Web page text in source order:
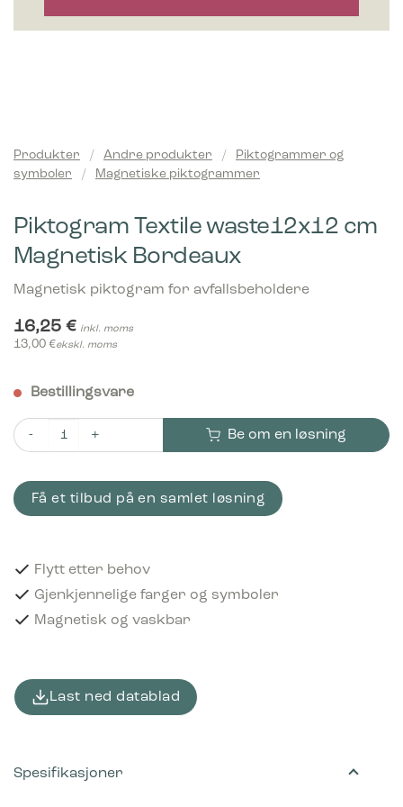
Produkter / Andre produkter /
Piktogrammer og
symboler
/ Magnetiske piktogrammer
Piktogram Textile waste12x12 cm
Magnetisk Bordeaux
Magnetisk piktogram for avfallsbeholdere
16,25 € inkl. moms
13,00 €ekskl. moms
Bestillingsvare
Piktogram Textile waste12x12 cm Magnetisk Bordeaux antall
Be om en løsning
Få et tilbud på en samlet løsning
Flytt etter behov
Gjenkjennelige farger og symboler
Magnetisk og vaskbar
Last ned datablad
Spesifikasjoner